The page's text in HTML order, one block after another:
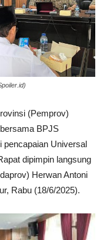
(Pemprov)
BPJS
pencapaian Universal
dipimpin langsung
Herwan Antoni
Rabu (18/6/2025).